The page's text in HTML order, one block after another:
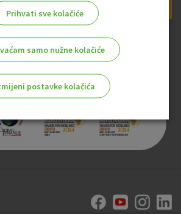
Prihvati sve kolačiće
samo nužne kolačiće
postavke kolačića
Nužni kolačići
Analitički kolačići